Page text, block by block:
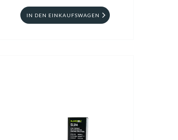
IN DEN EINKAUFSWAGEN